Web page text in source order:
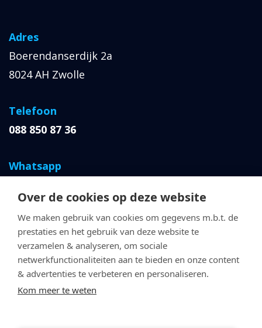
Over de cookies op deze website
We maken gebruik van cookies om gegevens m.b.t. de
prestaties en het gebruik van deze website te
verzamelen & analyseren, om sociale
netwerkfunctionaliteiten aan te bieden en onze content
& advertenties te verbeteren en personaliseren.
Kom meer te weten
Adres
Boerendanserdijk 2a
8024 AH Zwolle
Telefoon
088 850 87 36
Whatsapp
E-mailadres
info@cse-topsportacademie.nl